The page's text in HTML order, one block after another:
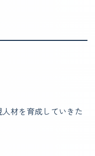
材を育成していきた